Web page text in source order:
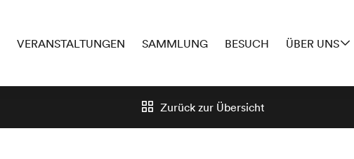
VERANSTALTUNGEN SAMMLUNG BESUCH ÜBER UNS
Zurück zur Übersicht